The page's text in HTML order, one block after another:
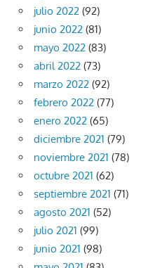
julio 2022 (92)
junio 2022 (81)
mayo 2022 (83)
abril 2022 (73)
marzo 2022 (92)
febrero 2022 (77)
enero 2022 (65)
diciembre 2021 (79)
noviembre 2021 (78)
octubre 2021 (62)
septiembre 2021 (71)
agosto 2021 (52)
julio 2021 (99)
junio 2021 (98)